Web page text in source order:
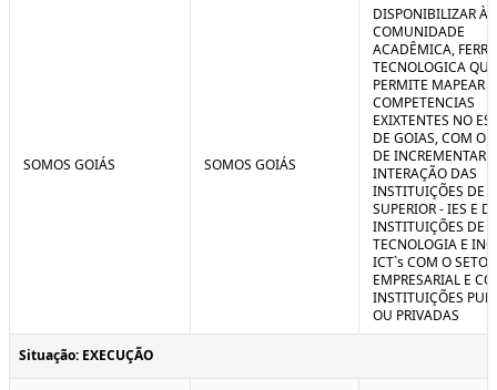
SOMOS GOIÁS SOMOS GOIÁS
DISPONIBILIZAR À
COMUNIDADE
ACADÊMICA,
TECNOLOGICA QUE
PERMITE MAPEAR
COMPETENCIAS
EXIXTENTES NO
DE GOIAS, COM O
DE INCREMENTAR A
INTERAÇÃO DAS
INSTITUIÇÕES DE
SUPERIOR - IES E
INSTITUIÇÕES DE
TECNOLOGIA E
ICT`s COM O SETOR
EMPRESARIAL E
INSTITUIÇÕES
OU PRIVADAS
Situação: EXECUÇÃO